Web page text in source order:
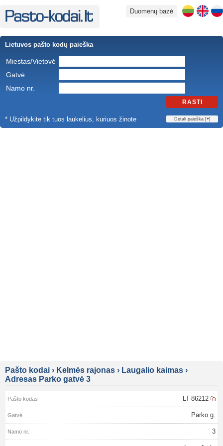
Duomenų bazė
Lietuvos pašto kodų paieška
Miestas/Vietovė
Gatvė
Namo nr.
RASTI
* Užpildykite tik tuos laukelius, kuriuos žinote Detali paieška [+]
Pašto kodai › Kelmės rajonas › Laugalio kaimas ›
Adresas Parko gatvė 3
LT-86212
Parko g.
3